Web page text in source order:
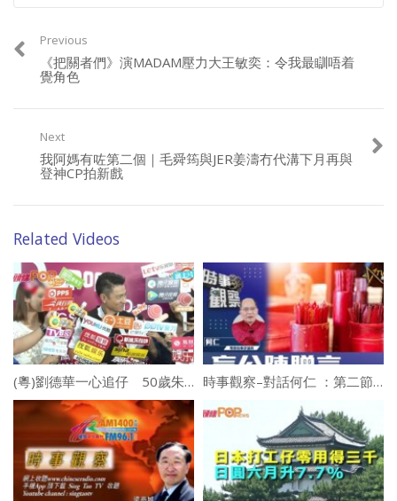
Previous
《把關者們》演MADAM壓力大王敏奕：令我最瞓唔着
覺角色
Next
我阿媽有咗第二個｜毛舜筠與JER姜濤冇代溝下月再與
登神CP拍新戲
Related Videos
(粵)劉德華一心追仔 50歲朱麗倩陀第二胎 時事觀察–對話何仁 ：第二節 盲公陳贈言